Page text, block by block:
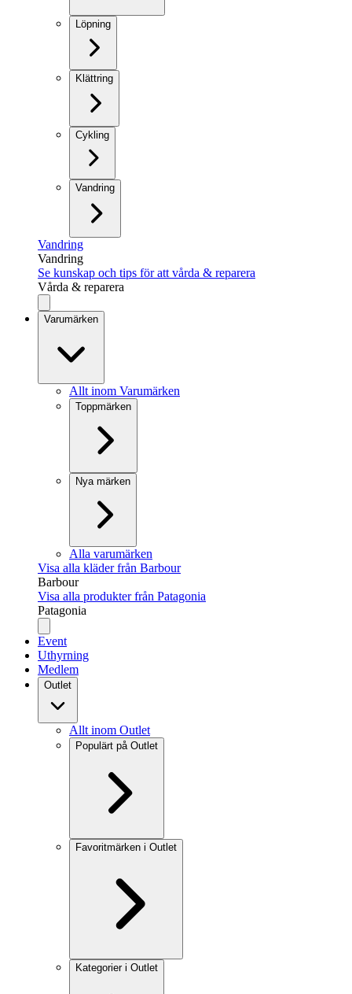
Löpning
Klättring
Cykling
Vandring
Vandring
Vandring
Se kunskap och tips för att vårda & reparera
Vårda & reparera
Varumärken
Allt inom Varumärken
Toppmärken
Nya märken
Alla varumärken
Visa alla kläder från Barbour
Barbour
Visa alla produkter från Patagonia
Patagonia
Event
Uthyrning
Medlem
Outlet
Allt inom Outlet
Populärt på Outlet
Favoritmärken i Outlet
Kategorier i Outlet